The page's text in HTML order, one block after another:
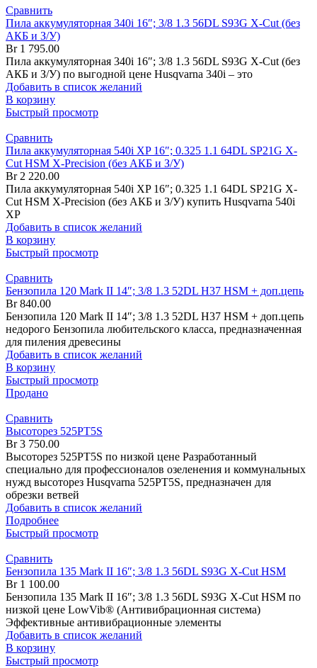
Сравнить
Пила аккумуляторная 340i 16″; 3/8 1.3 56DL S93G X-Cut (без
АКБ и З/У)
Br1 795.00
Пила аккумуляторная 340i 16″; 3/8 1.3 56DL S93G X-Cut (без
АКБ и З/У) по выгодной цене Husqvarna 340i – это
Добавить в список желаний
В корзину
Быстрый просмотр
Сравнить
Пила аккумуляторная 540i XP 16″; 0.325 1.1 64DL SP21G X-
Cut HSM X-Precision (без АКБ и З/У)
Br2 220.00
Пила аккумуляторная 540i XP 16″; 0.325 1.1 64DL SP21G X-
Cut HSM X-Precision (без АКБ и З/У) купить Husqvarna 540i
XP
Добавить в список желаний
В корзину
Быстрый просмотр
Сравнить
Бензопила 120 Mark II 14″; 3/8 1.3 52DL H37 HSM + доп.цепь
Br840.00
Бензопила 120 Mark II 14″; 3/8 1.3 52DL H37 HSM + доп.цепь
недорого Бензопила любительского класса, предназначенная
для пиления древесины
Добавить в список желаний
В корзину
Быстрый просмотр
Продано
Сравнить
Высоторез 525PT5S
Br3 750.00
Высоторез 525PT5S по низкой цене Разработанный
специально для профессионалов озеленения и коммунальных
нужд высоторез Husqvarna 525PT5S, предназначен для
обрезки ветвей
Добавить в список желаний
Подробнее
Быстрый просмотр
Сравнить
Бензопила 135 Mark II 16″; 3/8 1.3 56DL S93G X-Cut HSM
Br1 100.00
Бензопила 135 Mark II 16″; 3/8 1.3 56DL S93G X-Cut HSM по
низкой цене LowVib® (Антивибрационная система)
Эффективные антивибрационные элементы
Добавить в список желаний
В корзину
Быстрый просмотр